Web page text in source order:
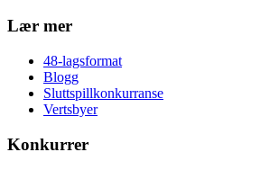
Lær mer
48-lagsformat
Blogg
Sluttspillkonkurranse
Vertsbyer
Konkurrer